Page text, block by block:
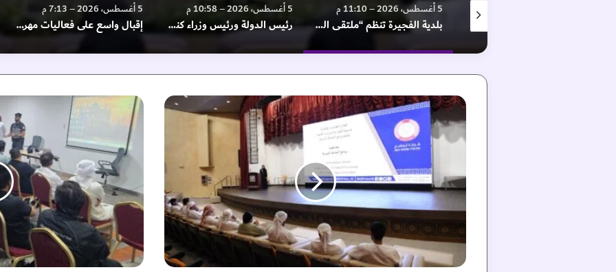
5 أغسطس، 2026 – 11:10 م
بلدية الفجيرة تنظم “ملتقى العطاء التطوعي”
5 أغسطس، 2026 – 10:58 م
رئيس الدولة ورئيس وزراء كندا يبحثان التطورات الإقليمية
5 أغسطس، 2026 – 7:13 م
إقبال واسع على فعاليات مهرجان “صيف الإمارات” بالفجيرة
«
ش
ر
ط
أ
ب
و
ب
ي
»
ش
و
ظ
ب
تُ
ع